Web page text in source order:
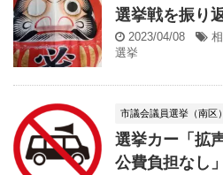
選挙戦を振り
2023/04/08
選挙
市議会議員選挙（南区
選挙カー「拡
公費負担なし